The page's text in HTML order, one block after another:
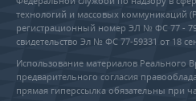
технологий и массовых коммуникаций
регистрационный номер ЭЛ № ФС 77 -
свидетельство Эл № ФС 77-59331 от 18
Использование материалов Реального
предварительного согласия
прямая гиперссылка обязательны при